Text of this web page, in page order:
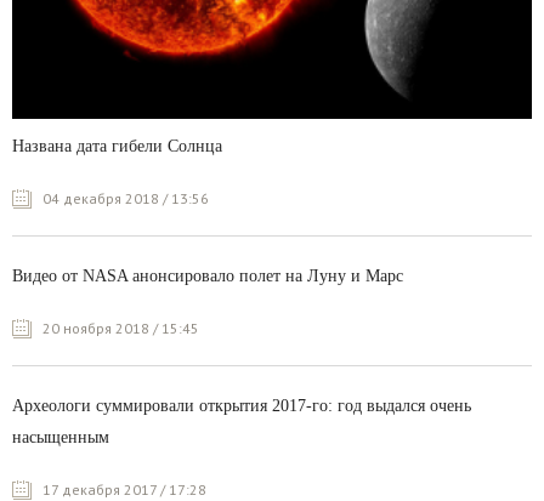
Названа дата гибели Солнца
04 декабря 2018 / 13:56
Видео от NASA анонсировало полет на Луну и Марс
20 ноября 2018 / 15:45
Археологи суммировали открытия 2017-го: год выдался очень
насыщенным
17 декабря 2017 / 17:28